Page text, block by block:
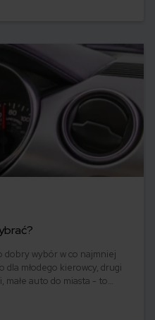
mandaty pojawiły się w
dobry wybór w co najmniej
młodego kierowcy, drugi
małe auto do miasta - to
dobry, a jednocześnie